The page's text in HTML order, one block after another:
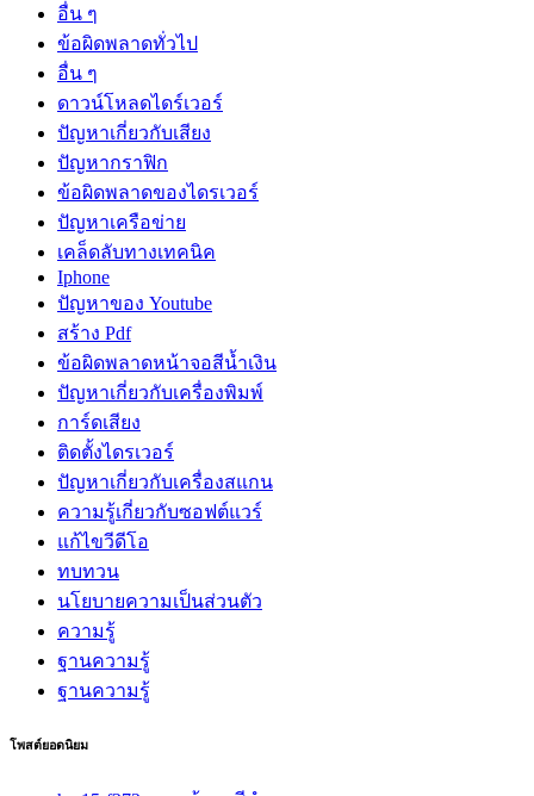
อื่น ๆ
ข้อผิดพลาดทั่วไป
อื่น ๆ
ดาวน์โหลดไดร์เวอร์
ปัญหาเกี่ยวกับเสียง
ปัญหากราฟิก
ข้อผิดพลาดของไดรเวอร์
ปัญหาเครือข่าย
เคล็ดลับทางเทคนิค
Iphone
ปัญหาของ Youtube
สร้าง Pdf
ข้อผิดพลาดหน้าจอสีน้ำเงิน
ปัญหาเกี่ยวกับเครื่องพิมพ์
การ์ดเสียง
ติดตั้งไดรเวอร์
ปัญหาเกี่ยวกับเครื่องสแกน
ความรู้เกี่ยวกับซอฟต์แวร์
แก้ไขวีดีโอ
ทบทวน
นโยบายความเป็นส่วนตัว
ความรู้
ฐานความรู้
ฐานความรู้
โพสต์ยอดนิยม